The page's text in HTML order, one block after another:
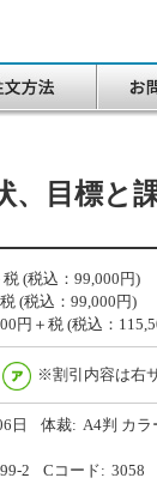
、目標と
税 (税込：99,000円)
(税込：99,000円)
円＋税 (税込：
※割引内容は右
日 体裁: A4判 カラ
2 Cコード: 3058